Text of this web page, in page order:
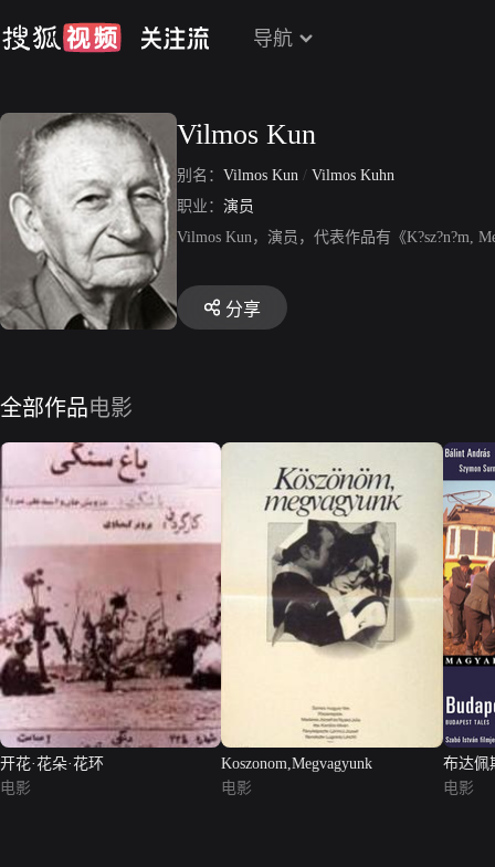
导航
Vilmos Kun
别名： Vilmos Kun / Vilmos Kuhn
职业： 演员
Vilmos Kun，演员，代表作品有《K?sz?n?m,
分享
全部作品电影
开花·花朵·花环
电影
Koszonom,Megvagyunk
电影
布达佩
电影